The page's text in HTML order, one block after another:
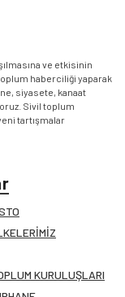
ve etkisinin
haberciliği yaparak
siyasete, kanaat
Sivil toplum
tartışmalar
KURULUŞLARI